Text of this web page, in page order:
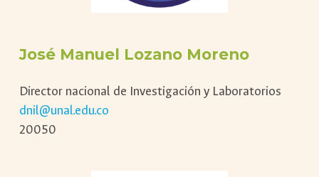
José Manuel Lozano Moreno
Director nacional de Investigación y Laboratorios
dnil@unal.edu.co
20050